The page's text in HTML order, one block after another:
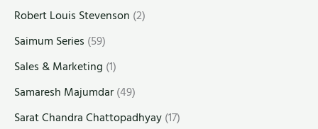
Robert Louis Stevenson (2)
Saimum Series (59)
Sales & Marketing (1)
Samaresh Majumdar(49)
Sarat Chandra Chattopadhyay(17)